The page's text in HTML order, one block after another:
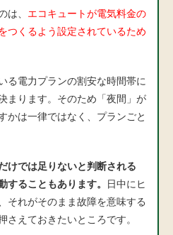
は、 エコキュートが電気料金の
つくるよう設定されているため
る電力プランの割安な時間帯に
まります。そのため「夜間」が
かは一律ではなく、プランごと
けでは足りないと判断される
することもあります。
日中にヒ
それがそのまま故障を意味する
さえておきたいところです。